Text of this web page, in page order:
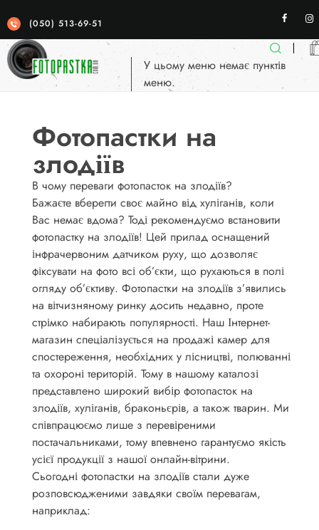
(050) 513-69-51
У цьому меню немає пунктів
меню.
Фотопастки на
злодіїв
В чому переваги фотопасток на злодіїв?
Бажаєте вберегти своє майно від хуліганів, коли
Вас немає вдома? Тоді рекомендуємо встановити
фотопастку на злодіїв! Цей прилад оснащений
інфрачервоним датчиком руху, що дозволяє
фіксувати на фото всі об’єкти, що рухаються в полі
огляду об’єктиву. Фотопастки на злодіїв з’явились
на вітчизняному ринку досить недавно, проте
стрімко набирають популярності. Наш Інтернет-
магазин спеціалізується на продажі камер для
спостереження, необхідних у лісництві, полюванні
та охороні територій. Тому в нашому каталозі
представлено широкий вибір фотопасток на
злодіїв, хуліганів, браконьєрів, а також тварин. Ми
співпрацюємо лише з перевіреними
постачальниками, тому впевнено гарантуємо якість
усієї продукції з нашої онлайн-вітрини.
Сьогодні фотопастки на злодіїв стали дуже
розповсюдженими завдяки своїм перевагам,
наприклад: